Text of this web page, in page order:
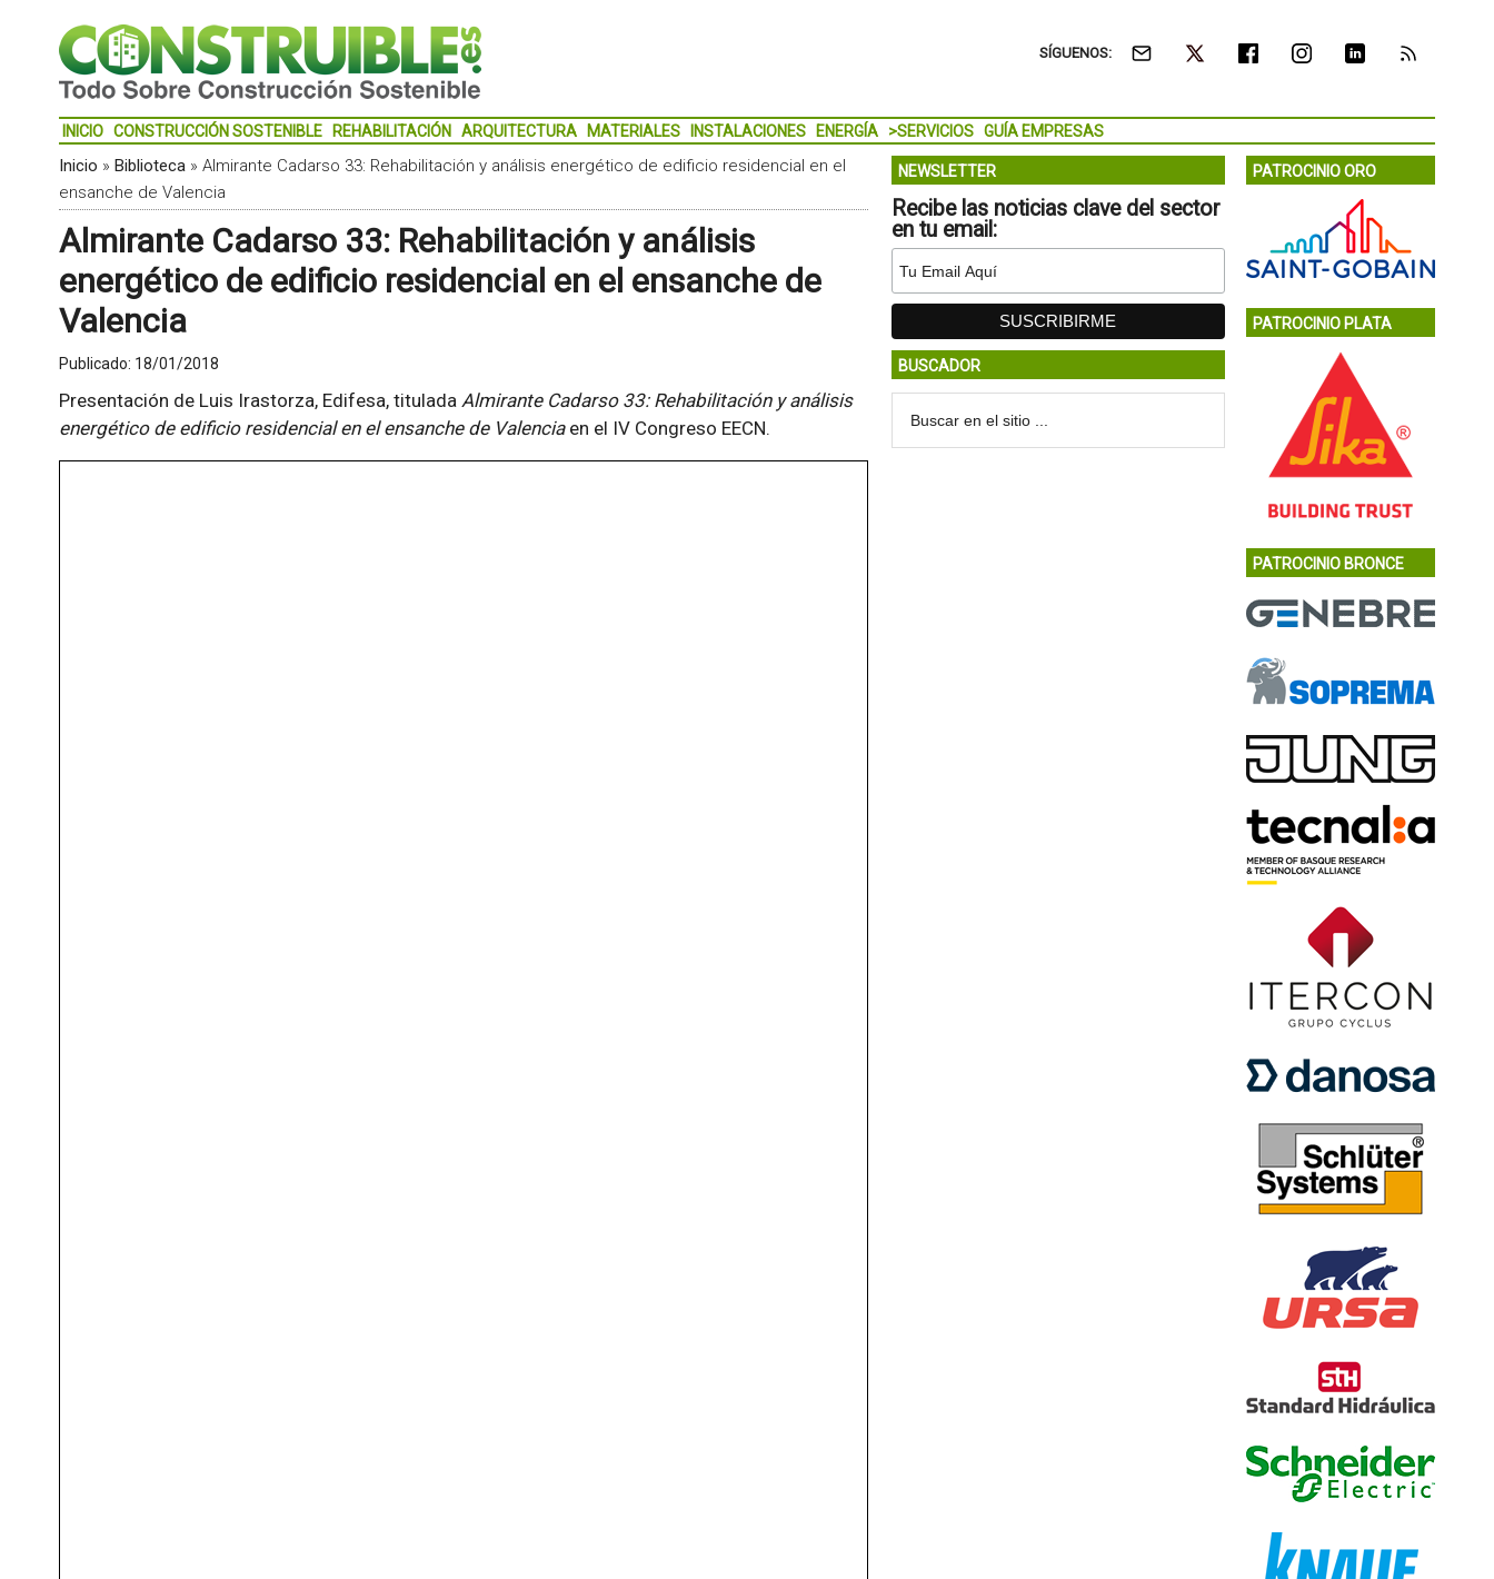
SÍGUENOS:
INICIO CONSTRUCCIÓN SOSTENIBLE REHABILITACIÓN ARQUITECTURA MATERIALES INSTALACIONES ENERGÍA >SERVICIOS GUÍA EMPRESAS
Inicio » Biblioteca» Almirante Cadarso 33: Rehabilitación y análisis energético de edificio residencial en el
ensanche de Valencia
Almirante Cadarso 33: Rehabilitación y análisis
energético de edificio residencial en el ensanche de
Valencia
Publicado: 18/01/2018
Presentación de Luis Irastorza, Edifesa, titulada Almirante Cadarso 33: Rehabilitación y análisis
energético de edificio residencial en el ensanche de Valenciaen el IV Congreso EECN.
NEWSLETTER
Recibe las noticias clave del sector
en tu email:
BUSCADOR
PATROCINIO ORO
PATROCINIO PLATA
PATROCINIO BRONCE